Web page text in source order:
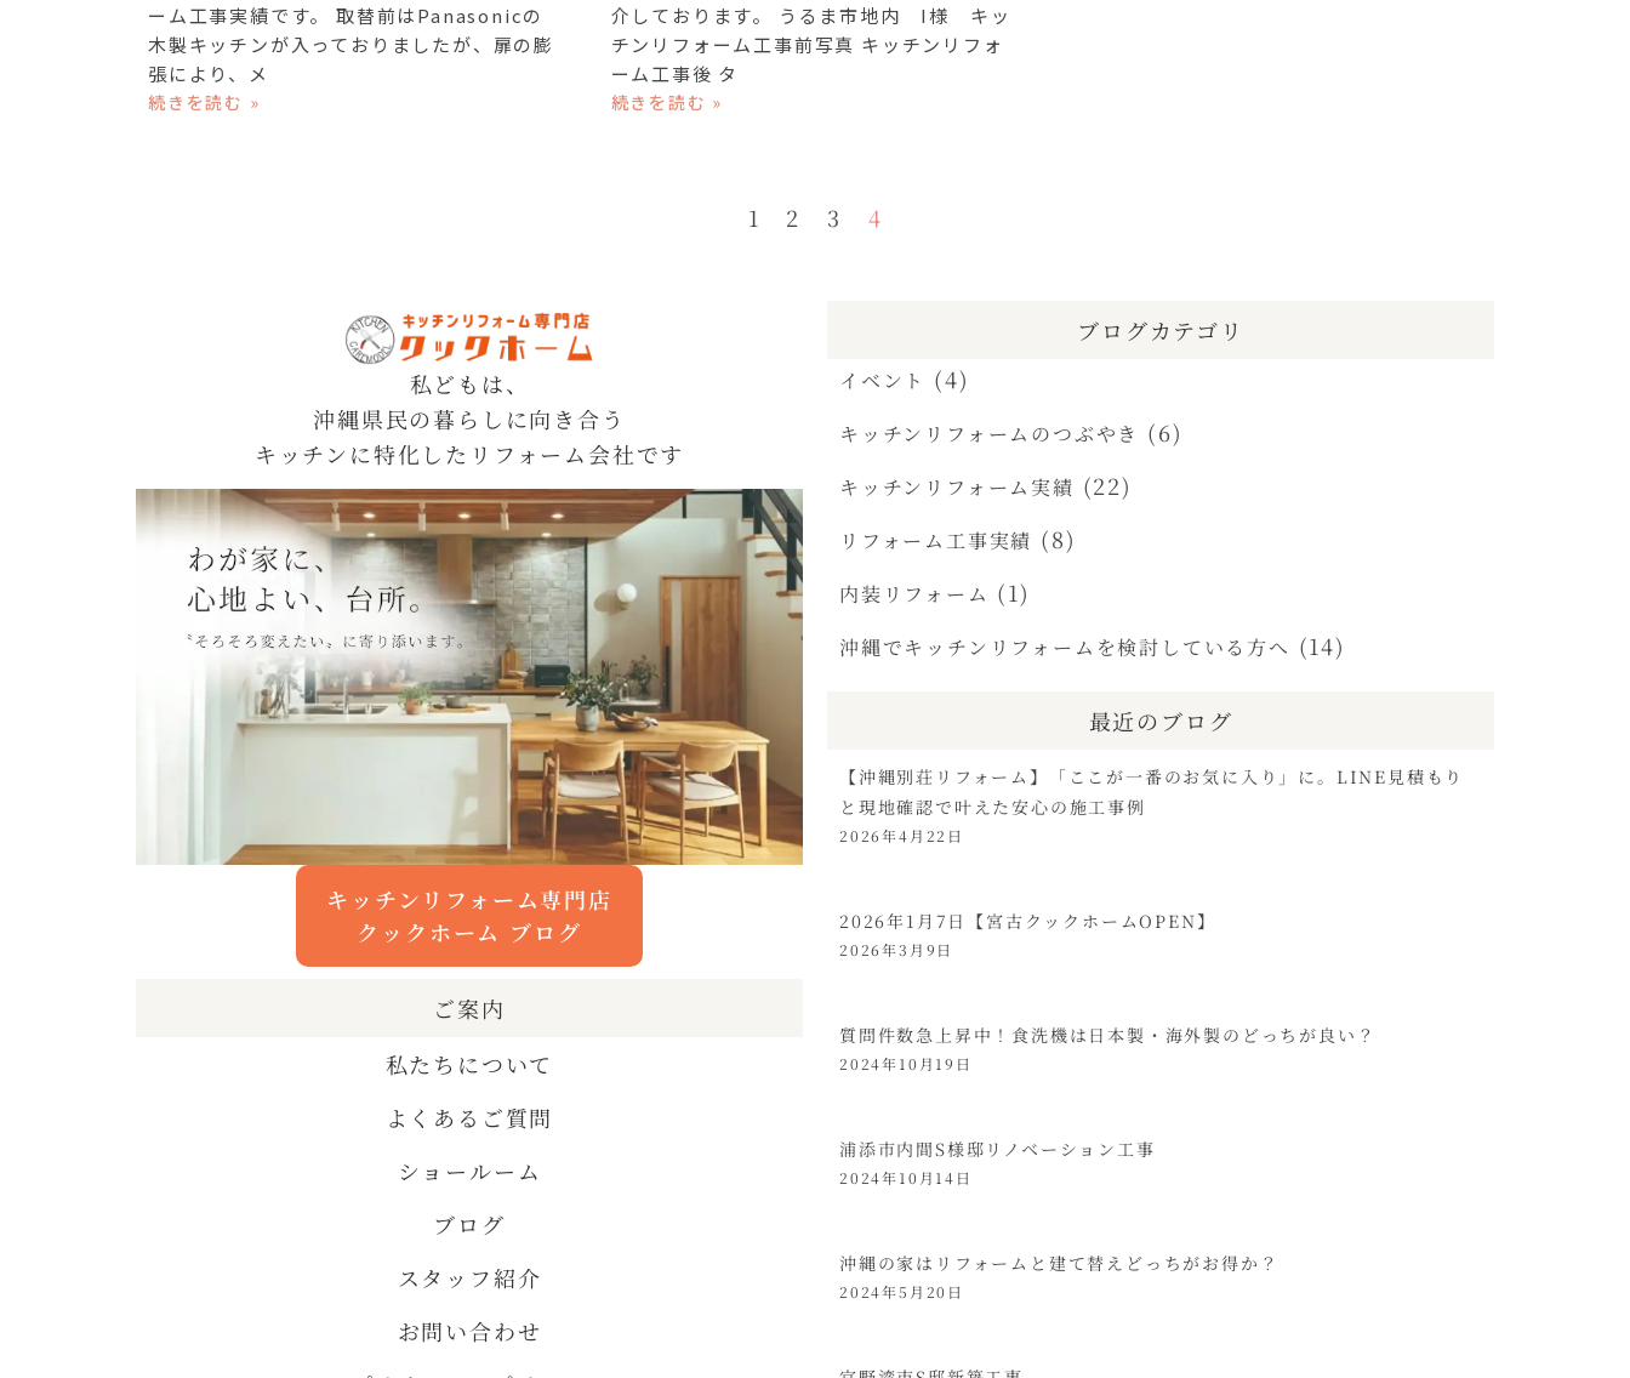
ーム工事実績です。 取替前はPanasonicの
木製キッチンが入っておりましたが、扉の膨
張により、メ
続きを読む »
介しております。 うるま市地内 I様 キッ
チンリフォーム工事前写真 キッチンリフォ
ーム工事後 タ
続きを読む »
1 2 3 4
私どもは、
沖縄県民の暮らしに向き合う
キッチンに特化したリフォーム会社です
キッチンリフォーム専門店
クックホーム ブログ
ご案内
私たちについて
よくあるご質問
ショールーム
ブログ
スタッフ紹介
お問い合わせ
ブログカテゴリ
イベント (4)
キッチンリフォームのつぶやき (6)
キッチンリフォーム実績 (22)
リフォーム工事実績 (8)
内装リフォーム (1)
沖縄でキッチンリフォームを検討している方へ (14)
最近のブログ
【沖縄別荘リフォーム】「ここが一番のお気に入り」に。LINE見積もり
と現地確認で叶えた安心の施工事例
2026年4月22日
2026年1月7日【宮古クックホームOPEN】
2026年3月9日
質問件数急上昇中！食洗機は日本製・海外製のどっちが良い？
2024年10月19日
浦添市内間S様邸リノベーション工事
2024年10月14日
沖縄の家はリフォームと建て替えどっちがお得か？
2024年5月20日